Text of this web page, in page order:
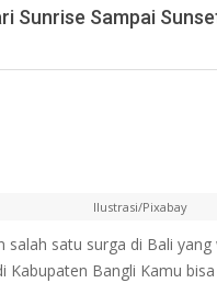
Sunrise Sampai
Ilustrasi/Pixabay
salah satu surga di Bali
Bangli Kamu